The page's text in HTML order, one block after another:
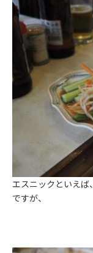
エスニックといえば
ですが、